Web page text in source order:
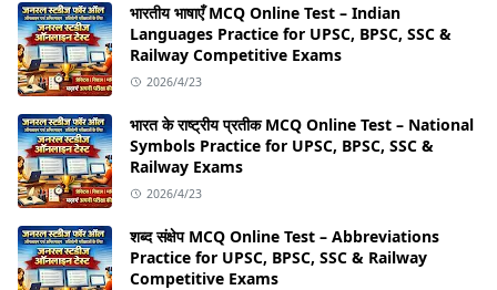
भारतीय भाषाएँ MCQ Online Test – Indian
Languages Practice for UPSC, BPSC, SSC &
Railway Competitive Exams
2026/4/23
भारत के राष्ट्रीय प्रतीक MCQ Online Test – National
Symbols Practice for UPSC, BPSC, SSC &
Railway Exams
2026/4/23
शब्द संक्षेप MCQ Online Test – Abbreviations
Practice for UPSC, BPSC, SSC & Railway
Competitive Exams